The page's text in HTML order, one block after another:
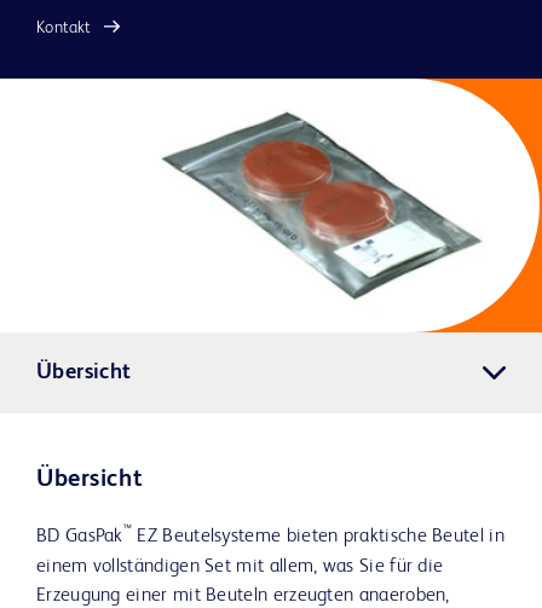
Kontakt
Übersicht
Übersicht
BD GasPak™ EZ Beutelsysteme bieten praktische Beutel in
einem vollständigen Set mit allem, was Sie für die
Erzeugung einer mit Beuteln erzeugten anaeroben,